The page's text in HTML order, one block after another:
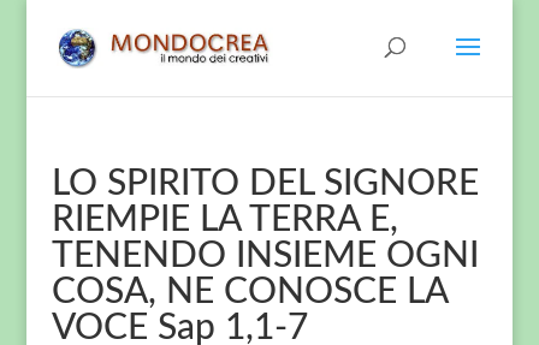
LO SPIRITO DEL SIGNORE
RIEMPIE LA TERRA E,
TENENDO INSIEME OGNI
COSA, NE CONOSCE LA
VOCE Sap 1,1-7